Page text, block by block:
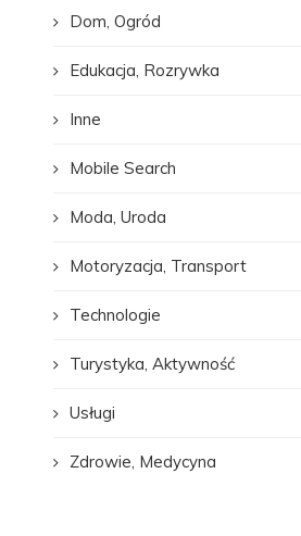
Dom, Ogród
Edukacja, Rozrywka
Inne
Mobile Search
Moda, Uroda
Motoryzacja, Transport
Technologie
Turystyka, Aktywność
Usługi
Zdrowie, Medycyna